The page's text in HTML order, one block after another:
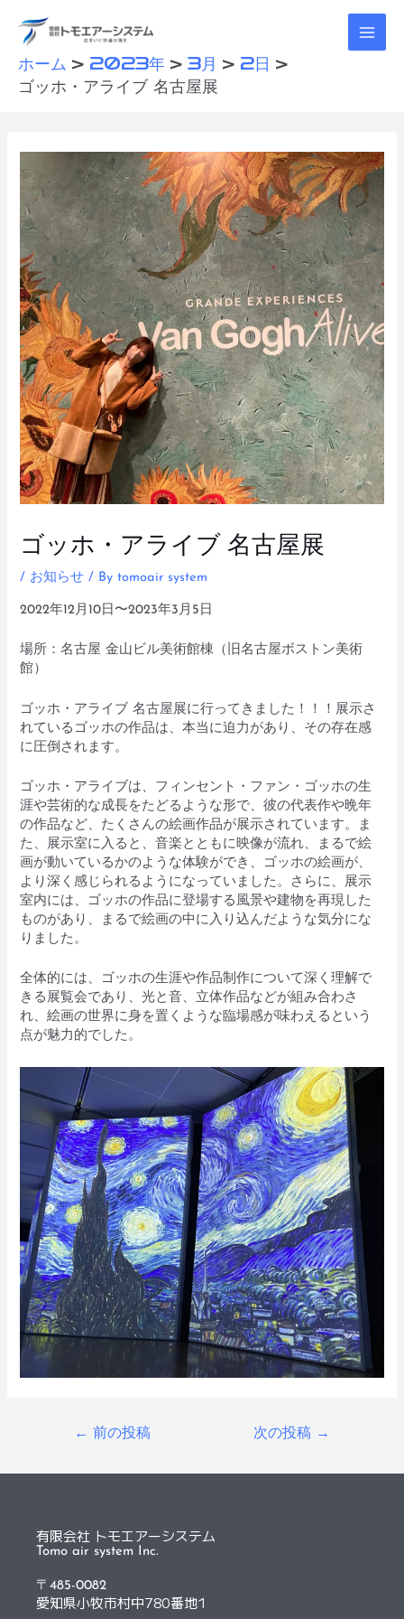
ホーム 2023年 3月
2日
ゴッホ・アライブ 名古屋展
ゴッホ・アライブ 名古屋展
/ お知らせ / Bytomoair system
2022年12月10日〜2023年3月5日
場所：名古屋 金山ビル美術館棟（旧名古屋ボストン美術
館）
ゴッホ・アライブ 名古屋展に行ってきました！！！展示さ
れているゴッホの作品は、本当に迫力があり、その存在感
に圧倒されます。
ゴッホ・アライブは、フィンセント・ファン・ゴッホの生
涯や芸術的な成長をたどるような形で、彼の代表作や晩年
の作品など、たくさんの絵画作品が展示されています。ま
た、展示室に入ると、音楽とともに映像が流れ、まるで絵
画が動いているかのような体験ができ、ゴッホの絵画が、
より深く感じられるようになっていました。さらに、展示
室内には、ゴッホの作品に登場する風景や建物を再現した
ものがあり、まるで絵画の中に入り込んだような気分にな
りました。
全体的には、ゴッホの生涯や作品制作について深く理解で
きる展覧会であり、光と音、立体作品などが組み合わさ
れ、絵画の世界に身を置くような臨場感が味わえるという
点が魅力的でした。
← 前の投稿 次の投稿 →
有限会社 トモエアーシステム
Tomo air system Inc.
〒485-0082
愛知県小牧市村中780番地1